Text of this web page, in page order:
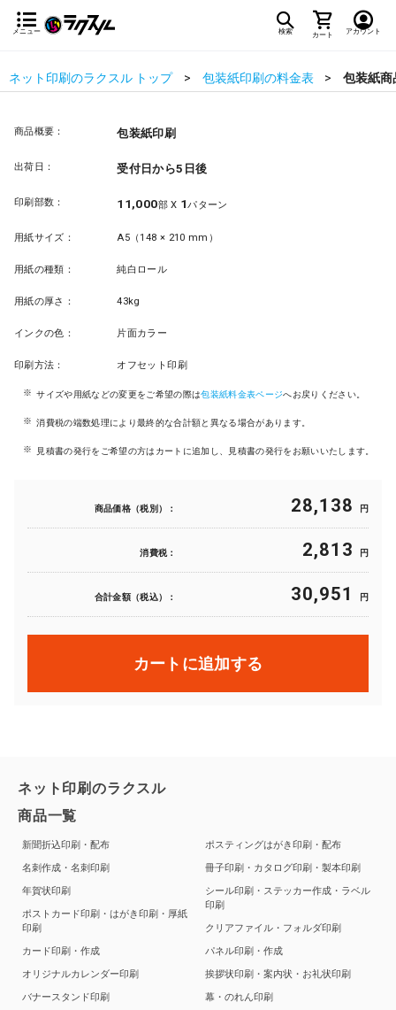
メニュー 検索 カート アカウント
ネット印刷のラクスル トップ 包装紙印刷の料金表 包装紙商
商品概要： 包装紙印刷
出荷日： 受付日から5日後
印刷部数： 11,000部 X 1パターン
用紙サイズ： A5（148 × 210 mm）
用紙の種類： 純白ロール
用紙の厚さ： 43kg
インクの色： 片面カラー
印刷方法： オフセット印刷
サイズや用紙などの変更をご希望の際は包装紙料金表ページへお戻りください。
消費税の端数処理により最終的な合計額と異なる場合があります。
見積書の発行をご希望の方はカートに追加し、見積書の発行をお願いいたします。
商品価格（税別）： 28,138 円
消費税： 2,813 円
合計金額（税込）： 30,951 円
カートに追加する
ネット印刷のラクスル
商品一覧
新聞折込印刷・配布
名刺作成・名刺印刷
年賀状印刷
ポストカード印刷・はがき印刷・厚紙
印刷
カード印刷・作成
オリジナルカレンダー印刷
バナースタンド印刷
ポスティングはがき印刷・配布
冊子印刷・カタログ印刷・製本印刷
シール印刷・ステッカー作成・ラベル
印刷
クリアファイル・フォルダ印刷
パネル印刷・作成
挨拶状印刷・案内状・お礼状印刷
幕・のれん印刷